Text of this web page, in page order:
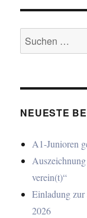
Suchen
nach:
NEUESTE
A1-Junioren
verein(t)“
Einladung
2026